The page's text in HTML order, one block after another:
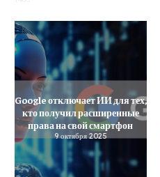
Google отключает ИИ для тех,
кто получил расширенные
права на свой смартфон
9 октября 2025